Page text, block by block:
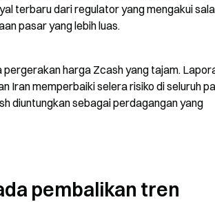
terbaru dari regulator yang mengakui
pasar yang lebih luas.
harga Zcash yang tajam.
Iran memperbaiki selera risiko di seluruh
diuntungkan sebagai perdagangan yang
pembalikan tren